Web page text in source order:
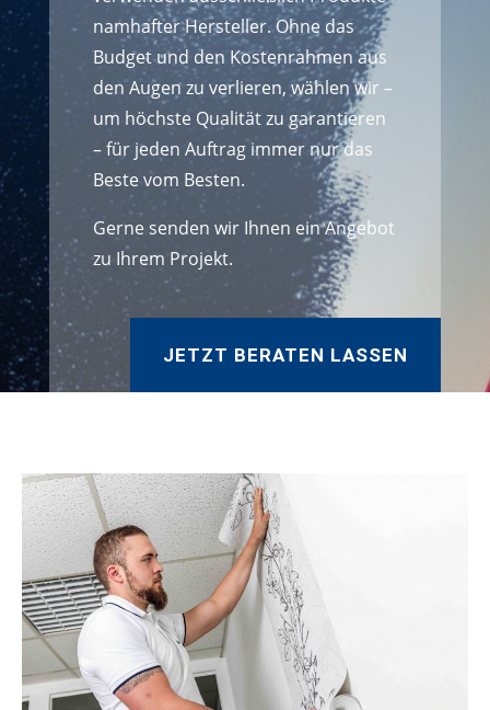
namhafter Hersteller. Ohne das
Budget und den Kostenrahmen aus
den Augen zu verlieren, wählen wir –
um höchste Qualität zu garantieren
– für jeden Auftrag immer nur das
Beste vom Besten.
Gerne senden wir Ihnen ein Angebot
zu Ihrem Projekt.
JETZT BERATEN LASSEN